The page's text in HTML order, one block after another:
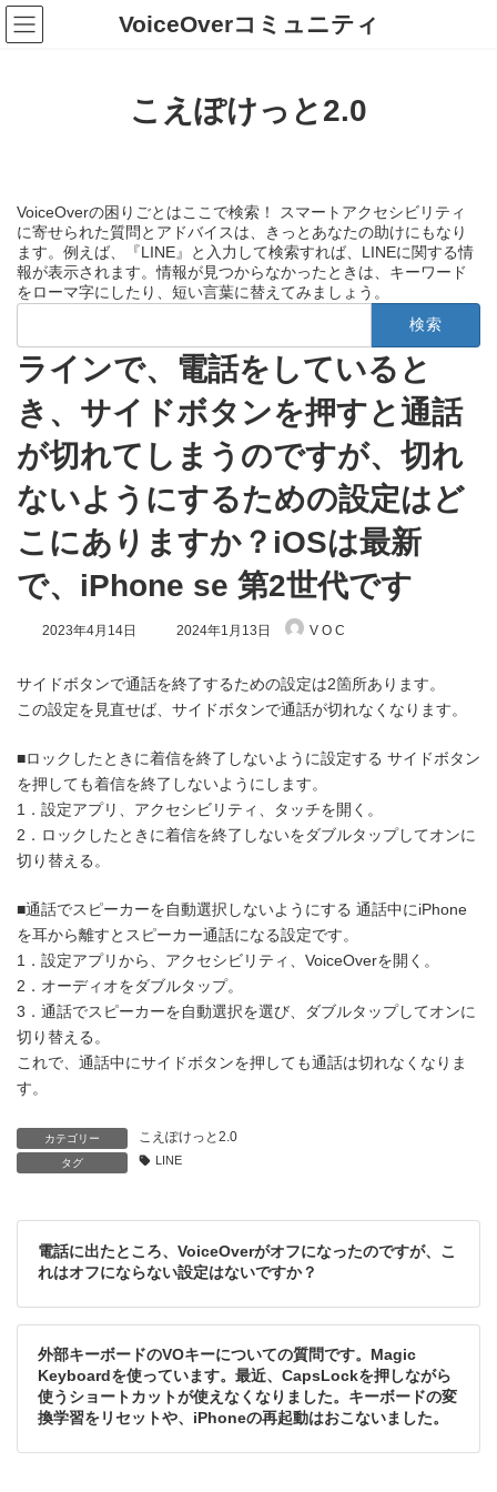
コ
ン
テ
ナ
ビ
ゲ
VoiceOverコミュニティ
こえぽけっと2.0
VoiceOverの困りごとはここで検索！ スマートアクセシビリティ
に寄せられた質問とアドバイスは、きっとあなたの助けにもなり
ます。例えば、『LINE』と入力して検索すれば、LINEに関する情
報が表示されます。情報が見つからなかったときは、キーワード
をローマ字にしたり、短い言葉に替えてみましょう。
検
ラインで、電話をしていると
き、サイドボタンを押すと通話
が切れてしまうのですが、切れ
ないようにするための設定はど
こにありますか？iOSは最新
で、iPhone se 第2世代です
2023年4月14日
最
新
時
2024年1月13日 V O C
サイドボタンで通話を終了するための設定は2箇所あります。
この設定を見直せば、サイドボタンで通話が切れなくなります。
■ロックしたときに着信を終了しないように設定する サイドボタン
を押しても着信を終了しないようにします。
1．設定アプリ、アクセシビリティ、タッチを開く。
2．ロックしたときに着信を終了しないをダブルタップしてオンに
切り替える。
■通話でスピーカーを自動選択しないようにする 通話中にiPhone
を耳から離すとスピーカー通話になる設定です。
1．設定アプリから、アクセシビリティ、VoiceOverを開く。
2．オーディオをダブルタップ。
3．通話でスピーカーを自動選択を選び、ダブルタップしてオンに
切り替える。
これで、通話中にサイドボタンを押しても通話は切れなくなりま
す。
カテゴリー こえぽけっと2.0
タグ LINE
電話に出たところ、VoiceOverがオフになったのですが、こ
れはオフにならない設定はないですか？
外部キーボードのVOキーについての質問です。Magic
Keyboardを使っています。最近、CapsLockを押しながら
使うショートカットが使えなくなりました。キーボードの変
換学習をリセットや、iPhoneの再起動はおこないました。